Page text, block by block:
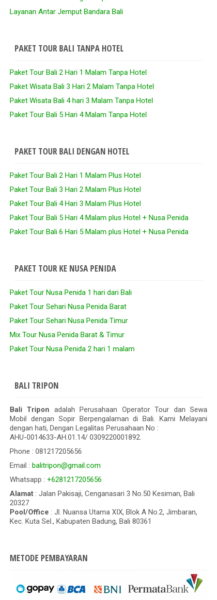
Layanan Antar Jemput Bandara Bali
PAKET TOUR BALI TANPA HOTEL
Paket Tour Bali 2 Hari 1 Malam Tanpa Hotel
Paket Wisata Bali 3 Hari 2 Malam Tanpa Hotel
Paket Wisata Bali 4 hari 3 Malam Tanpa Hotel
Paket Tour Bali 5 Hari 4 Malam Tanpa Hotel
PAKET TOUR BALI DENGAN HOTEL
Paket Tour Bali 2 Hari 1 Malam Plus Hotel
Paket Tour Bali 3 Hari 2 Malam Plus Hotel
Paket Tour Bali 4 Hari 3 Malam Plus Hotel
Paket Tour Bali 5 Hari 4 Malam plus Hotel + Nusa Penida
Paket Tour Bali 6 Hari 5 Malam plus Hotel + Nusa Penida
PAKET TOUR KE NUSA PENIDA
Paket Tour Nusa Penida 1 hari dari Bali
Paket Tour Sehari Nusa Penida Barat
Paket Tour Sehari Nusa Penida Timur
Mix Tour Nusa Penida Barat & Timur
Paket Tour Nusa Penida 2 hari 1 malam
BALI TRIPON
Bali Tripon adalah Perusahaan Operator Tour dan Sewa
Mobil dengan Sopir Berpengalaman di Bali. Kami Melayani
dengan hati, Dengan Legalitas Perusahaan No :
AHU-0014633-AH.01.14/ 0309220001892.
Phone : 081217205656
Email : balitripon@gmail.com
Whatsapp : +6281217205656
Alamat : Jalan Pakisaji, Cenganasari 3 No.50 Kesiman, Bali
20327
Pool/Office : Jl. Nuansa Utama XIX, Blok A No.2, Jimbaran,
Kec. Kuta Sel., Kabupaten Badung, Bali 80361
METODE PEMBAYARAN